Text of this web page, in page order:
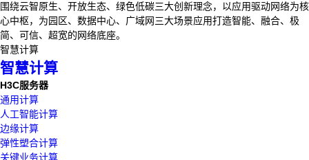
围绕云智原生、开放生态、绿色低碳三大创新理念，以应用驱动网络为核
心中枢，为园区、数据中心、广域网三大场景应用打造智能、融合、极
简、可信、超宽的网络底座。
智慧计算
智慧计算
H3C服务器
通用计算
人工智能计算
边缘计算
弹性塑合计算
关键业务计算